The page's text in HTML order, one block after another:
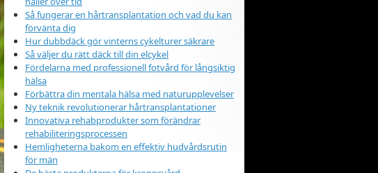
Så fungerar en hårtransplantation och vad du kan
förvänta dig
Hur dubbdäck gör vinterns cykelturer säkrare
Så väljer du rätt däck till din elcykel
Fördelarna med professionell fotvård för långsiktig
hälsa
Förbättra din mentala hälsa med naturupplevelser
Ny teknik revolutionerar hårtransplantationer
Innovativa rehabprodukter som förändrar
rehabiliteringsprocessen
Hemligheterna bakom en effektiv hudvårdsrutin
för män